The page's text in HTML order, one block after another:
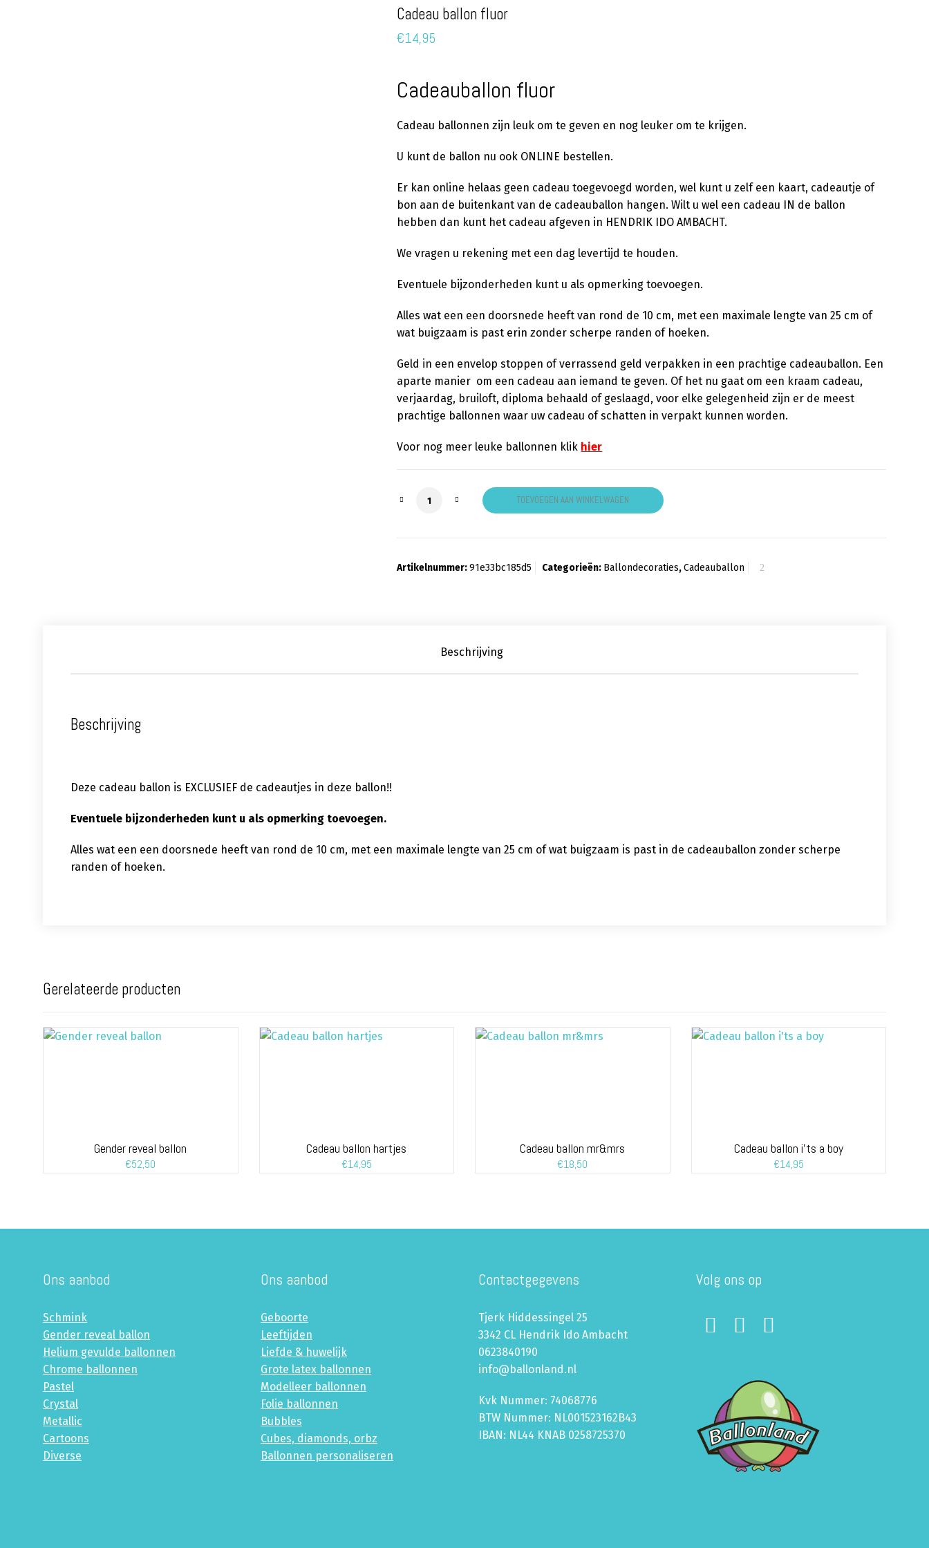
Cadeau ballon fluor
€14,95
Cadeauballon fluor
Cadeau ballonnen zijn leuk om te geven en nog leuker om te krijgen.
U kunt de ballon nu ook ONLINE bestellen.
Er kan online helaas geen cadeau toegevoegd worden, wel kunt u zelf een kaart, cadeautje of
bon aan de buitenkant van de cadeauballon hangen. Wilt u wel een cadeau IN de ballon
hebben dan kunt het cadeau afgeven in HENDRIK IDO AMBACHT.
We vragen u rekening met een dag levertijd te houden.
Eventuele bijzonderheden kunt u als opmerking toevoegen.
Alles wat een een doorsnede heeft van rond de 10 cm, met een maximale lengte van 25 cm of
wat buigzaam is past erin zonder scherpe randen of hoeken.
Geld in een envelop stoppen of verrassend geld verpakken in een prachtige cadeauballon. Een
aparte manier om een cadeau aan iemand te geven. Of het nu gaat om een kraam cadeau,
verjaardag, bruiloft, diploma behaald of geslaagd, voor elke gelegenheid zijn er de meest
prachtige ballonnen waar uw cadeau of schatten in verpakt kunnen worden.
Voor nog meer leuke ballonnen klik hier
Cadeau ballon fluor aantalTOEVOEGEN AAN WINKELWAGEN
Artikelnummer:91e33bc185d5 Categorieën: Ballondecoraties,Cadeauballon
Beschrijving
Beschrijving
Deze cadeau ballon is EXCLUSIEF de cadeautjes in deze ballon!!
Eventuele bijzonderheden kunt u als opmerking toevoegen.
Alles wat een een doorsnede heeft van rond de 10 cm, met een maximale lengte van 25 cm of wat buigzaam is past in de cadeauballon zonder scherpe
randen of hoeken.
Gerelateerde producten
Gender reveal ballon
€52,50
Cadeau ballon hartjes
€14,95
Cadeau ballon mr&mrs
€18,50
Cadeau ballon i’ts a boy
€14,95
Ons aanbod
Schmink
Gender reveal ballon
Helium gevulde ballonnen
Chrome ballonnen
Pastel
Crystal
Metallic
Cartoons
Diverse
Ons aanbod
Geboorte
Leeftijden
Liefde & huwelijk
Grote latex ballonnen
Modelleer ballonnen
Folie ballonnen
Bubbles
Cubes, diamonds, orbz
Ballonnen personaliseren
Contactgegevens
Tjerk Hiddessingel 25
3342 CL Hendrik Ido Ambacht
0623840190
info@ballonland.nl
Kvk Nummer: 74068776
BTW Nummer: NL001523162B43
IBAN: NL44 KNAB 0258725370
Volg ons op